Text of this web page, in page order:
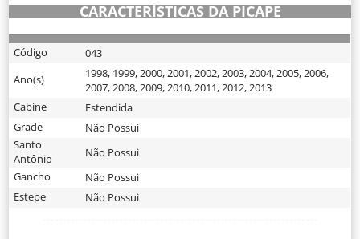
CARACTERÍSTICAS DA PICAPE
Código
043
Ano(s)
1998, 1999,2000,2001,2002,2003,2004,2005,2006,
2007,2008,2009,2010,2011,2012,2013
Cabine
Estendida
Grade
Não Possui
Santo
Antônio
Não Possui
Gancho
Não Possui
Estepe
Não Possui